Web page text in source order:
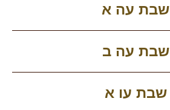
שבת עה א
שבת עה ב
שבת עו א